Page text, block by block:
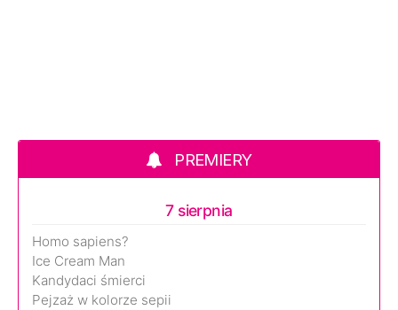
PREMIERY
7 sierpnia
Homo sapiens?
Ice Cream Man
Kandydaci śmierci
Pejzaż w kolorze sepii